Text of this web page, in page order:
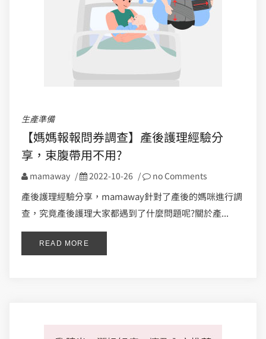
生產準備
【媽媽報報問券調查】產後護理經驗分
享，束腹帶用不用?
mamaway / 2022-10-26 / no Comments
產後護理經驗分享，mamaway針對了產後的媽咪進行調
查，究竟產後護理大家都遇到了什麼問題呢?關於產...
READ MORE